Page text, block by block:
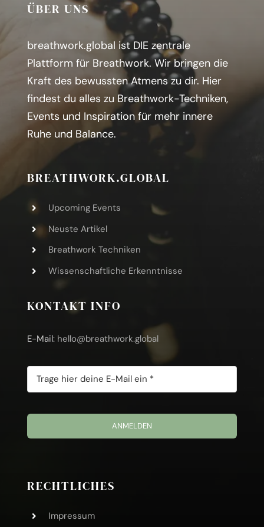
ÜBER UNS
breathwork.global ist DIE zentrale
Plattform für Breathwork. Wir bringen die
Kraft des bewussten Atmens zu dir. Hier
findest du alles zu Breathwork-Techniken,
Events und Inspiration für mehr innere
Ruhe und Balance.
BREATHWORK.GLOBAL
Upcoming Events
Neuste Artikel
Breathwork Techniken
Wissenschaftliche Erkenntnisse
KONTAKT INFO
E-Mail: hello@breathwork.global
ANMELDEN
RECHTLICHES
Impressum